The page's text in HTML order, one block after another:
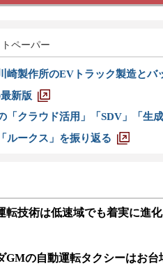
ペーパー
崎製作所のEVトラック製造とバ
新版
「クラウド活用」「SDV」「生
ルークス」を振り返る
転技術は低速域でも着実に進
GMの自動運転タクシーはお